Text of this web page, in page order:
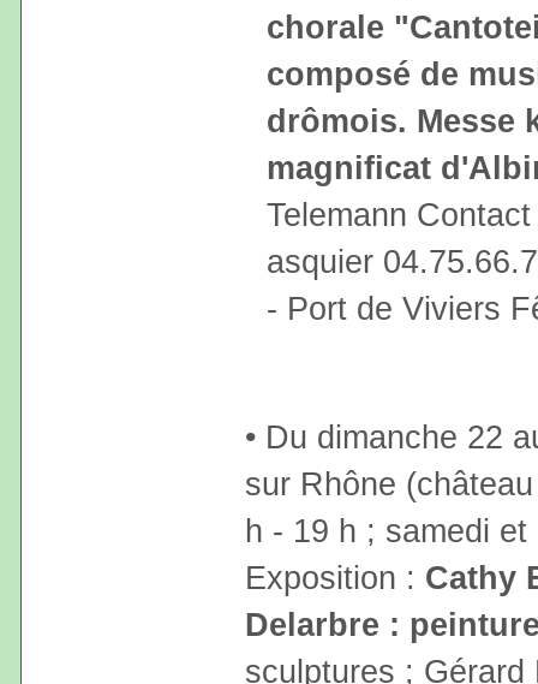
chorale
composé de
drômois. Messe
magnificat
Telemann
asquier
- Port de Viviers
• Du dimanche 22
sur Rhône
h - 19 h ; samedi
Exposition : Cathy
Delarbre :
sculptures ;